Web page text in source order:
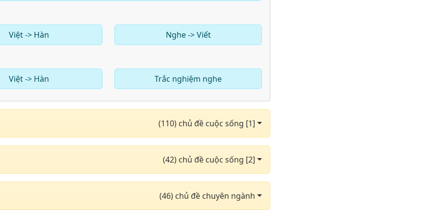
Việt -> Hàn Nghe -> Viết
Việt -> Hàn Trắc nghiệm nghe
(110) chủ đề cuộc sống [1]
(42) chủ đề cuộc sống [2]
(46) chủ đề chuyên ngành